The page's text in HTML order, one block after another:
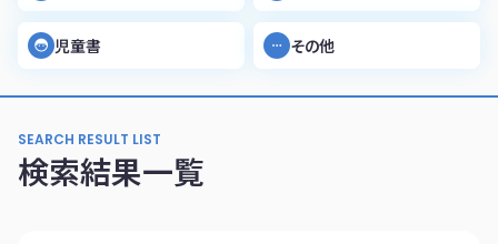
児童書 その他
SEARCH RESULT LIST
検索結果一覧